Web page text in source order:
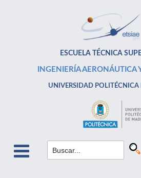
ESCUELA TÉCNICA
INGENIERÍA AERONÁUTICA
UNIVERSIDAD POLITÉCNICA